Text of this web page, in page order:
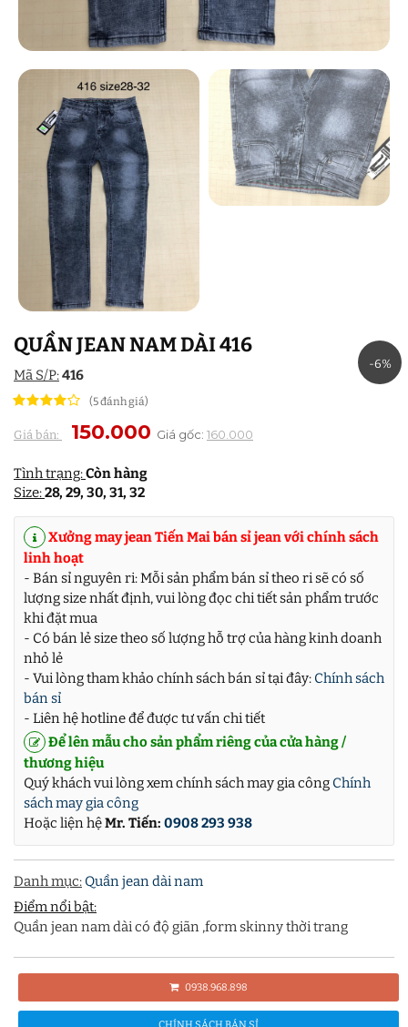
-6%
QUẦN JEAN NAM DÀI 416
Mã S/P:416
(5 đánh giá)
Giá bán: 150.000 Giá gốc: 160.000
Tình trạng:Còn hàng
Size:28, 29, 30, 31, 32
Xưởng may jean Tiến Mai bán sỉ jean với chính sách
linh hoạt
- Bán sỉ nguyên ri: Mỗi sản phẩm bán sỉ theo ri sẽ có số
lượng size nhất định, vui lòng đọc chi tiết sản phẩm trước
khi đặt mua
- Có bán lẻ size theo số lượng hỗ trợ của hàng kinh doanh
nhỏ lẻ
- Vui lòng tham khảo chính sách bán sỉ tại đây: Chính sách
bán sỉ
- Liên hệ hotline để được tư vấn chi tiết
Để lên mẫu cho sản phẩm riêng của cửa hàng /
thương hiệu
Quý khách vui lòng xem chính sách may gia công Chính
sách may gia công
Hoặc liện hệMr. Tiến: 0908 293 938
Danh mục: Quần jean dài nam
Điểm nổi bật:
Quần jean nam dài có độ giãn ,form skinny thời trang
0938.968.898
CHÍNH SÁCH BÁN SỈ